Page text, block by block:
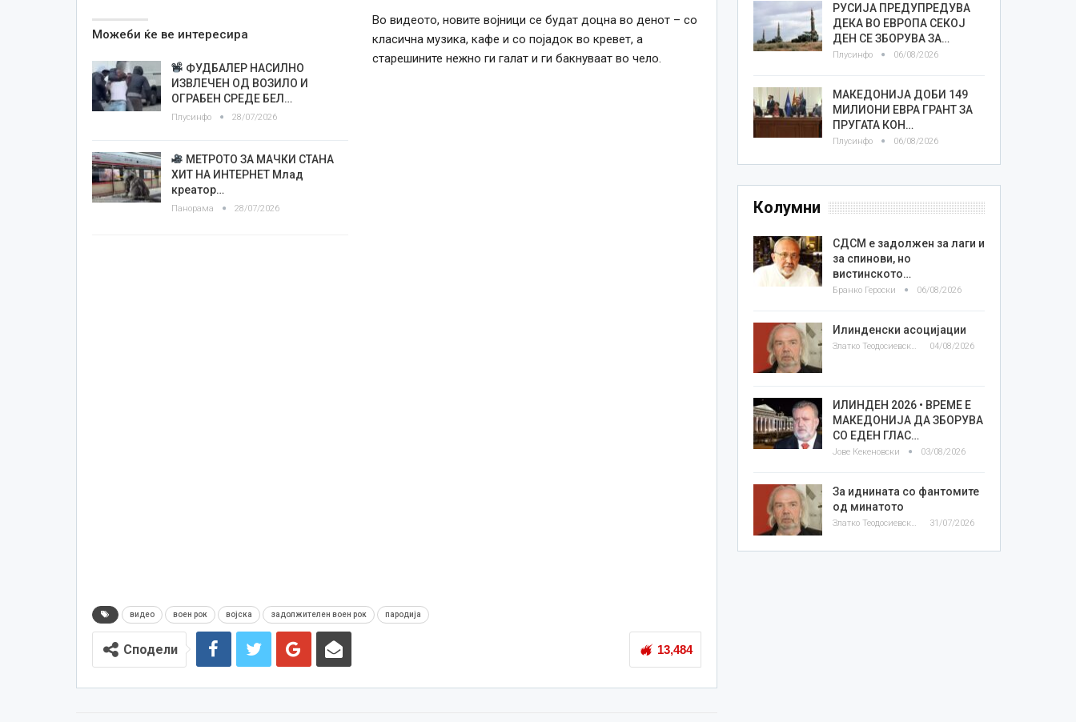
Можеби ќе ве интересира
ФУДБАЛЕР НАСИЛНО
ИЗВЛЕЧЕН ОД ВОЗИЛО И
ОГРАБЕН СРЕДЕ БЕЛ…
Плусинфо 28/07/2026
МЕТРОТО ЗА МАЧКИ СТАНА
ХИТ НА ИНТЕРНЕТ Млад
креатор…
Панорама 28/07/2026
Во видеото, новите војници се будат доцна во денот – со
класична музика, кафе и со појадок во кревет, а
старешините нежно ги галат и ги бакнуваат во чело.
видео воен рок војска задолжителен воен рок пародија
13,484
Сподели
РУСИЈА ПРЕДУПРЕДУВА
ДЕКА ВО ЕВРОПА СЕКОЈ
ДЕН СЕ ЗБОРУВА ЗА…
Плусинфо 06/08/2026
МАКЕДОНИЈА ДОБИ 149
МИЛИОНИ ЕВРА ГРАНТ ЗА
ПРУГАТА КОН…
Плусинфо 06/08/2026
Колумни
СДСМ е задолжен за лаги и
за спинови, но
вистинското…
Бранко Героски 06/08/2026
Илинденски асоцијации
Златко Теодосиевски 04/08/2026
ИЛИНДЕН 2026 • ВРЕМЕ Е
МАКЕДОНИЈА ДА ЗБОРУВА
СО ЕДЕН ГЛАС…
Јове Кекеновски 03/08/2026
За иднината со фантомите
од минатото
Златко Теодосиевски 31/07/2026